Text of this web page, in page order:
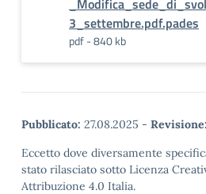
3_settembre.pdf.pades
pdf - 840 kb
Pubblicato: 27.08.2025 - Revisione:
Eccetto dove diversamente
stato rilasciato sotto Licenza
Attribuzione 4.0 Italia.